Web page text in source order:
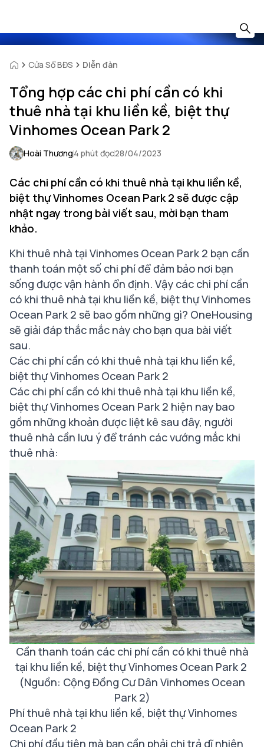
Cửa Sổ BĐS Diễn đàn
Tổng hợp các chi phí cần có khi
thuê nhà tại khu liền kề, biệt thự
Vinhomes Ocean Park 2
Hoài Thương4 phút đọc28/04/2023
Các chi phí cần có khi thuê nhà tại khu liền kề,
biệt thự Vinhomes Ocean Park 2 sẽ được cập
nhật ngay trong bài viết sau, mời bạn tham
khảo.
Khi thuê nhà tại Vinhomes Ocean Park 2 bạn cần
thanh toán một số chi phí để đảm bảo nơi bạn
sống được vận hành ổn định. Vậy các chi phí cần
có khi thuê nhà tại khu liền kề, biệt thự Vinhomes
Ocean Park 2 sẽ bao gồm những gì? OneHousing
sẽ giải đáp thắc mắc này cho bạn qua bài viết
sau.
Các chi phí cần có khi thuê nhà tại khu liền kề,
biệt thự Vinhomes Ocean Park 2
Các chi phí cần có khi thuê nhà tại khu liền kề,
biệt thự Vinhomes Ocean Park 2 hiện nay bao
gồm những khoản được liệt kê sau đây, người
thuê nhà cần lưu ý để tránh các vướng mắc khi
thuê nhà:
Cần thanh toán các chi phí cần có khi thuê nhà
tại khu liền kề, biệt thự Vinhomes Ocean Park 2
(Nguồn: Cộng Đồng Cư Dân Vinhomes Ocean
Park 2)
Phí thuê nhà tại khu liền kề, biệt thự Vinhomes
Ocean Park 2
Chi phí đầu tiên mà bạn cần phải chi trả dĩ nhiên